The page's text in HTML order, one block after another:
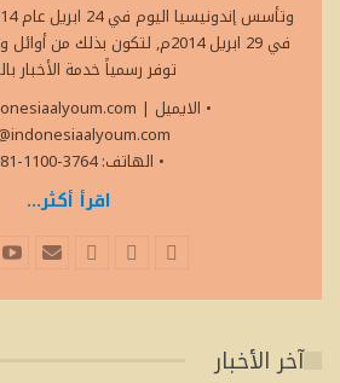
في 29 ابريل 2014م, لتكون بذلك
توفر رسمياً خدمة الأخبار
• الايميل |
• الهاتف: 3764-1100-6281+
اقرأ أكثر...
آخر الأخبار